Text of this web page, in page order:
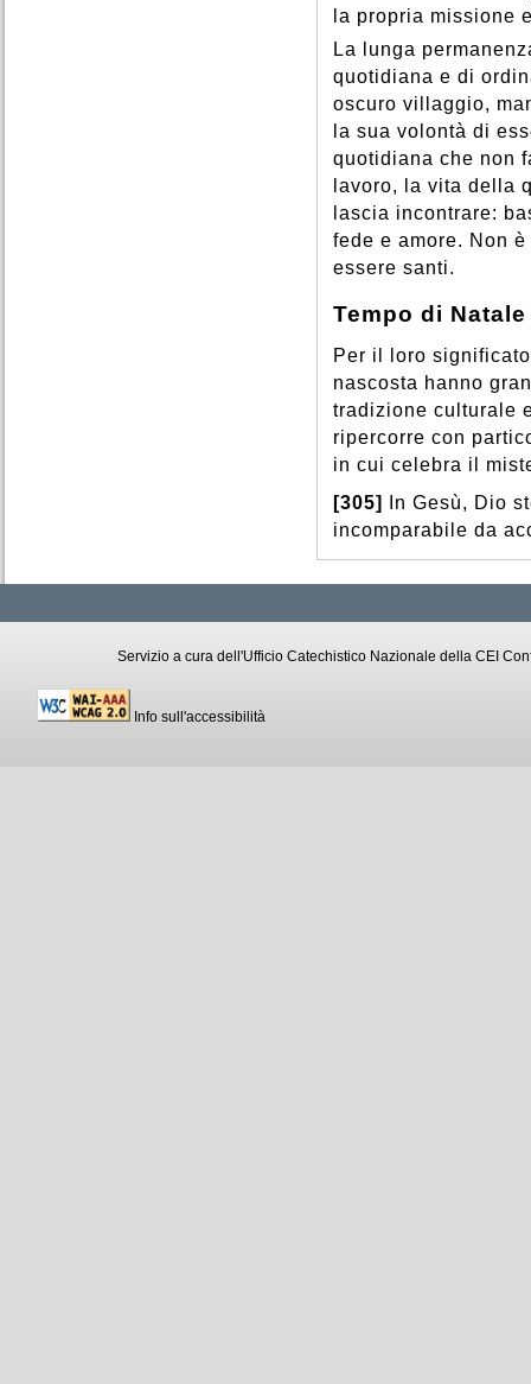
la propria missione
La lunga
quotidiana e di
oscuro villaggio,
la sua volontà di
quotidiana che non
lavoro, la vita della
lascia incontrare:
fede e amore. Non
essere santi.
Tempo di Natale
Per il loro
nascosta hanno
tradizione culturale
ripercorre con
in cui celebra il
[305]
In Gesù, Dio
incomparabile da
Servizio a cura dell'Ufficio Catechistico Nazionale della CEI
Info sull'accessibilità